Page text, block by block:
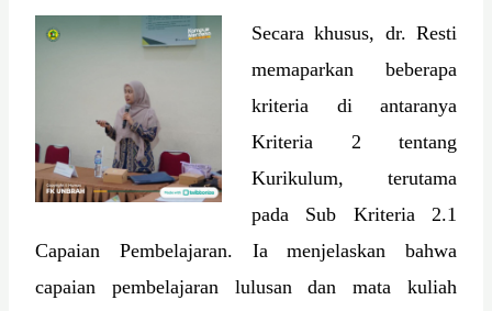
Secara khusus, dr. Resti
memaparkan beberapa
kriteria di antaranya
Kriteria 2 tentang
Kurikulum, terutama
pada Sub Kriteria 2.1
Capaian Pembelajaran. Ia menjelaskan bahwa
capaian pembelajaran lulusan dan mata kuliah